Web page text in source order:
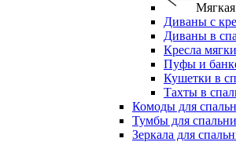
Диваны с
Диваны в
Кресла
Пуфы и
Кушетки в
Тахты в
Комоды для
Тумбы для спальни
Зеркала для